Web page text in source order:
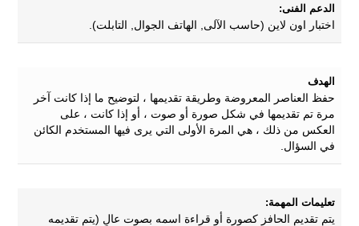
الدعم الفنى:
اختبار اون لاين (حاسب الآلى, الهاتف الجوال, التابلت).
الهدف
حفظ العناصر المعروضة وطريقة تقديمها ، لتوضيح ما إذا كانت آخر
مرة تم تقديمها في شكل صورة أو صوت ، أو إذا كانت ، على
العكس من ذلك ، هي المرة الأولى التي يرى فيها المستخدم الكائن
في السؤال.
تعليمات المهمة:
يتم تقديم الحافز كصورة أو قراءة اسمه بصوت عالٍ (يتم تقديمه